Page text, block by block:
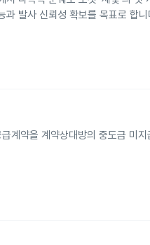
과 발사 신뢰성 확보를 목표로 합니
계약을 계약상대방의 중도금